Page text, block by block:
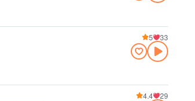
5 33
4.4 29